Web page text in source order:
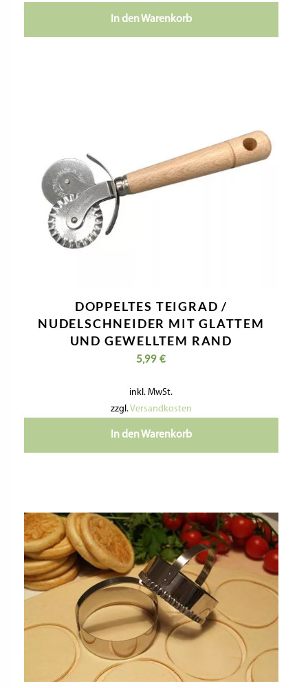
In den Warenkorb
DOPPELTES TEIGRAD /
NUDELSCHNEIDER MIT GLATTEM
UND GEWELLTEM RAND
5,99€
inkl. MwSt.
zzgl.Versandkosten
In den Warenkorb